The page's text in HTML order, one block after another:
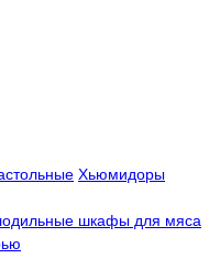
Хьюмидоры
шкафы для мяса